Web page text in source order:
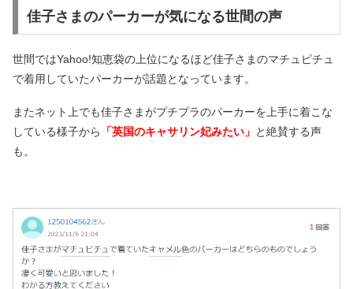
佳子さまのパーカーが気になる世間の声
世間ではYahoo!知恵袋の上位になるほど佳子さまのマチュピチュ
で着用していたパーカーが話題となっています。
またネット上でも佳子さまがプチプラのパーカーを上手に着こな
している様子から
「英国のキャサリン妃みたい」 と絶賛する声
も。